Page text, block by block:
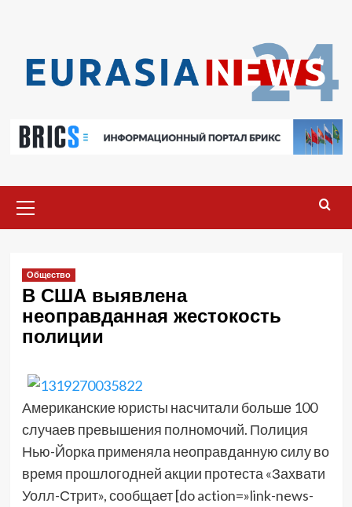
меню
Общество
В США выявлена
неоправданная жестокость
полиции
Американские юристы насчитали больше 100
случаев превышения полномочий. Полиция
Нью-Йорка применяла неоправданную силу во
время прошлогодней акции протеста «Захвати
Уолл-Стрит», сообщает [do action=»link-news-